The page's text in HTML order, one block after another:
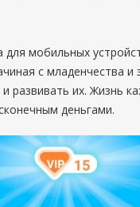
мобильных
с младенчества и
развивать их. Жизнь
деньгами.